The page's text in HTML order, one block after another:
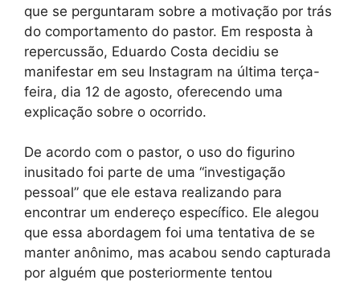
que se perguntaram sobre a motivação por trás
do comportamento do pastor. Em resposta à
repercussão, Eduardo Costa decidiu se
manifestar em seu Instagram na última terça-
feira, dia 12 de agosto, oferecendo uma
explicação sobre o ocorrido.
De acordo com o pastor, o uso do figurino
inusitado foi parte de uma “investigação
pessoal” que ele estava realizando para
encontrar um endereço específico. Ele alegou
que essa abordagem foi uma tentativa de se
manter anônimo, mas acabou sendo capturada
por alguém que posteriormente tentou